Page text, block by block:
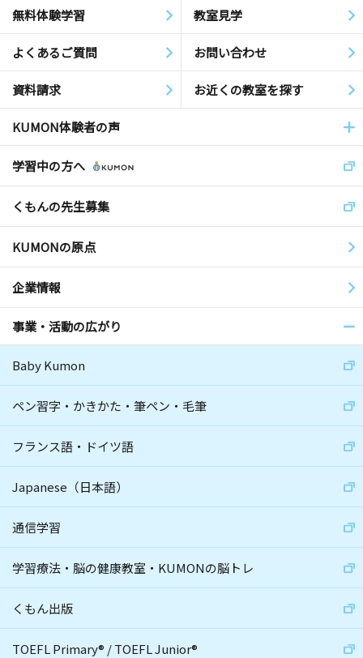
無料体験学習 教室見学
よくあるご質問 お問い合わせ
資料請求 お近くの教室を探す
KUMON体験者の声
学習中の方へ
くもんの先生募集
KUMONの原点
企業情報
事業・活動の広がり
Baby Kumon
ペン習字・かきかた・筆ペン・毛筆
フランス語・ドイツ語
Japanese（日本語）
通信学習
学習療法・脳の健康教室・KUMONの脳トレ
くもん出版
TOEFL Primary® /TOEFL Junior®